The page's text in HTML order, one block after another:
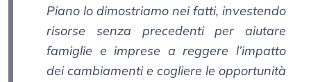
Piano lo dimostriamo nei fatti, investendo
risorse senza precedenti per aiutare
famiglie e imprese a reggere l’impatto
dei cambiamenti e cogliere le opportunità